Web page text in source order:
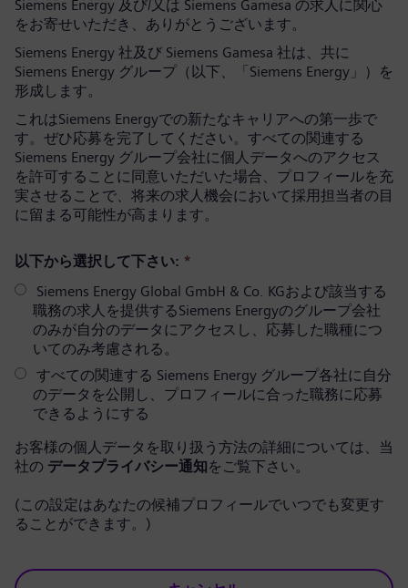
Siemens Energy 及び/又は Siemens Gamesa の求人に関心
をお寄せいただき、ありがとうございます。
Siemens Energy 社及び Siemens Gamesa 社は、共に
Siemens Energy グループ（以下、「Siemens Energy」）を
形成します。
これはSiemens Energyでの新たなキャリアへの第一歩で
す。ぜひ応募を完了してください。すべての関連する
Siemens Energy グループ会社に個人データへのアクセス
を許可することに同意いただいた場合、プロフィールを充
実させることで、将来の求人機会において採用担当者の目
に留まる可能性が高まります。
以下から選択して下さい: *
Siemens Energy Global GmbH & Co. KGおよび該当する
職務の求人を提供するSiemens Energyのグループ会社
のみが自分のデータにアクセスし、応募した職種につ
いてのみ考慮される。
すべての関連する Siemens Energy グループ各社に自分
のデータを公開し、プロフィールに合った職務に応募
できるようにする
お客様の個人データを取り扱う方法の詳細については、当
社の データプライバシー通知をご覧下さい。
(この設定はあなたの候補プロフィールでいつでも変更す
ることができます。)